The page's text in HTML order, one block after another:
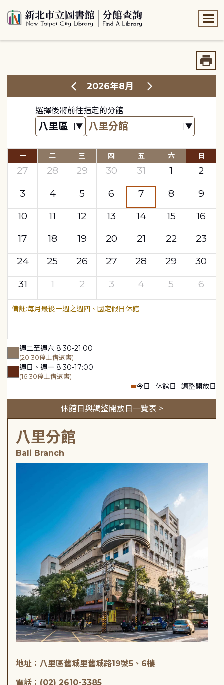
2026年8月
選擇後將前往指定的分館
一 二 三 四 五 六 日
27 28 29 30 31 1
2
3
4 5 6 7 8
9
10
11 12 13 14 15
16
17
18 19 20 21 22
23
24
25 26 27 28 29
30
31
1 2 3 4 5 6
每月最後一週之週四、國定假日休館
週二至週六 8:30-21:00
(20:30停止借還書)
週日、週一 8:30-17:00
(16:30停止借還書)
今日 休館日 調整開放日
休館日與調整開放日一覽表 >
八里分館
Bali Branch
地址：八里區舊城里舊城路19號5、6樓
電話：(02) 2610-3385